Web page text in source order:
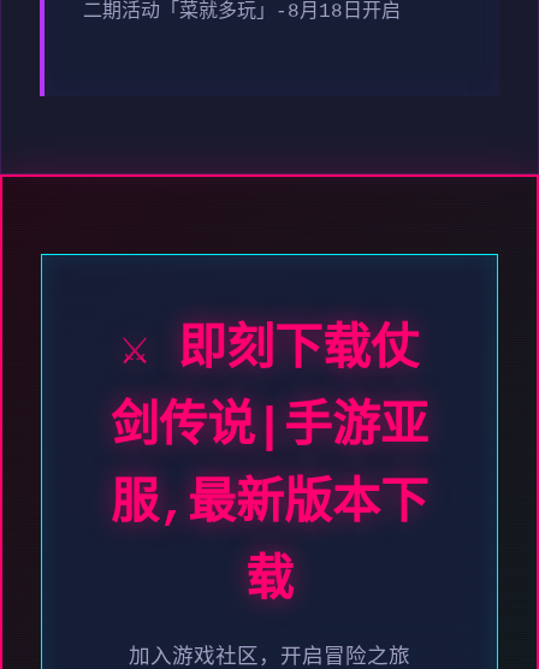
二期活动「菜就多玩」-8月18日开启
⚔️ 即刻下载仗
剑传说|手游亚
服,最新版本下
载
加入游戏社区，开启冒险之旅